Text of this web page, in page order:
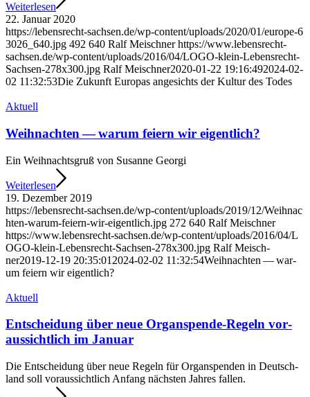
Wei­ter­le­sen
22. Janu­ar 2020
https://​lebens​recht​-sach​sen​.de/​w​p​-​c​o​n​t​e​n​t​/​u​p​l​o​a​d​s​/​2​0​2​0​/​0​1​/​e​u​r​o​p​e​-​6​
3​0​2​6​_​6​4​0​.​jpg 492 640 Ralf Mei­sch­ner https://​www​.lebens​recht​-
sach​sen​.de/​w​p​-​c​o​n​t​e​n​t​/​u​p​l​o​a​d​s​/​2​0​1​6​/​0​4​/​L​O​G​O​-​k​l​e​i​n​-​L​e​b​e​n​s​r​e​c​h​t​-​
S​a​c​h​s​e​n​-​2​7​8​x​3​0​0​.​jpg Ralf Mei­sch­ner2020-01-22 19:16:492024-02-
02 11:32:53Die Zukunft Euro­pas ange­sichts der Kul­tur des Todes
Aktu­ell
Weih­nach­ten — war­um fei­ern wir eigentlich?
Ein Weih­nachts­gruß von Susan­ne Geor­gi
Wei­ter­le­sen
19. Dezem­ber 2019
https://​lebens​recht​-sach​sen​.de/​w​p​-​c​o​n​t​e​n​t​/​u​p​l​o​a​d​s​/​2​0​1​9​/​1​2​/​W​e​i​h​n​a​c​
h​t​e​n​-​w​a​r​u​m​-​f​e​i​e​r​n​-​w​i​r​-​e​i​g​e​n​t​l​i​c​h​.​jpg 272 640 Ralf Mei­sch­ner
https://​www​.lebens​recht​-sach​sen​.de/​w​p​-​c​o​n​t​e​n​t​/​u​p​l​o​a​d​s​/​2​0​1​6​/​0​4​/​L​
O​G​O​-​k​l​e​i​n​-​L​e​b​e​n​s​r​e​c​h​t​-​S​a​c​h​s​e​n​-​2​7​8​x​3​0​0​.​jpg Ralf Mei­sch­
ner2019-12-19 20:35:01 2024-02-02 11:32:54Weih­nach­ten — war­
um fei­ern wir eigentlich?
Aktu­ell
Ent­schei­dung über neue Organ­s­pen­­de-Regeln vor­
aus­sicht­lich im Januar
Die Ent­schei­dung über neue Regeln für Organ­spen­den in Deutsch­
land soll vo­raus­sichtlich Anfang nächs­ten Jah­res fal­len.